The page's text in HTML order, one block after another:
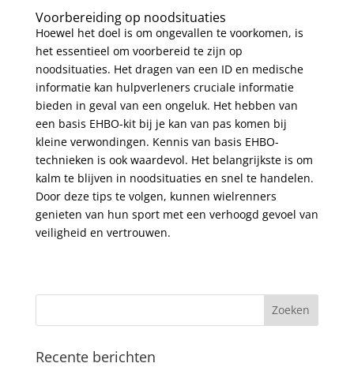
Voorbereiding op noodsituaties
Hoewel het doel is om ongevallen te voorkomen, is
het essentieel om voorbereid te zijn op
noodsituaties. Het dragen van een ID en medische
informatie kan hulpverleners cruciale informatie
bieden in geval van een ongeluk. Het hebben van
een basis EHBO-kit bij je kan van pas komen bij
kleine verwondingen. Kennis van basis EHBO-
technieken is ook waardevol. Het belangrijkste is om
kalm te blijven in noodsituaties en snel te handelen.
Door deze tips te volgen, kunnen wielrenners
genieten van hun sport met een verhoogd gevoel van
veiligheid en vertrouwen.
Recente berichten